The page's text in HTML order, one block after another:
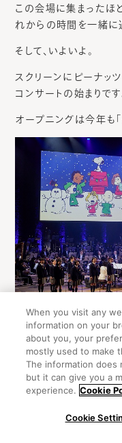
この会場に集まったほ
れからの時間を一緒に
そして、いよいよ。
スクリーンにピーナッツ
コンサートの始まりです
オープニングは今年も「
東京公演（東京文化会館
横浜少年少女合唱団の
胸に届きます。
このコンサートの音楽
なピアノで、会場の雰
When you visit any
information on your
about you, your
mostly used to make
The information does
but it can give you a
experience. Cookie
Cookie